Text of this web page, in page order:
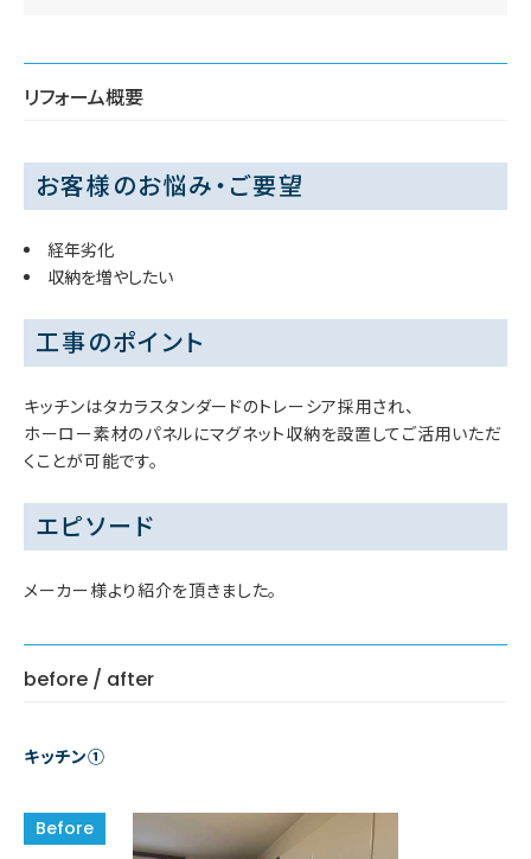
リフォーム概要
お客様のお悩み・ご要望
経年劣化
収納を増やしたい
工事のポイント
キッチンはタカラスタンダードのトレーシア採用され、
ホーロー素材のパネルにマグネット収納を設置してご活用いただ
くことが可能です。
エピソード
メーカー様より紹介を頂きました。
before / after
キッチン①